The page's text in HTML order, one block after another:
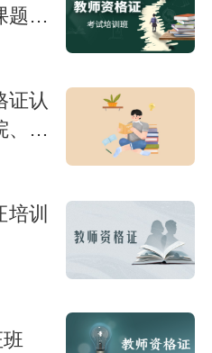
题库
证认
、合
训